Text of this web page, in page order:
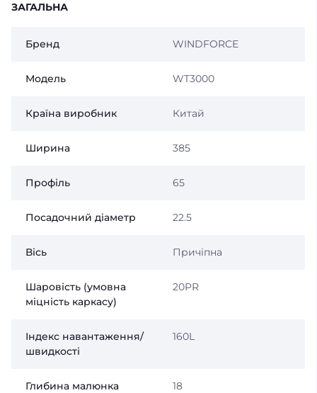
ЗАГАЛЬНА
Бренд WINDFORCE
Модель WT3000
Країна виробник Китай
Ширина 385
Профіль 65
Посадочний діаметр 22.5
Вісь Причіпна
Шаровість (умовна
міцність каркасу)
20PR
Індекс навантаження/
швидкості
160L
Глибина малюнка
18